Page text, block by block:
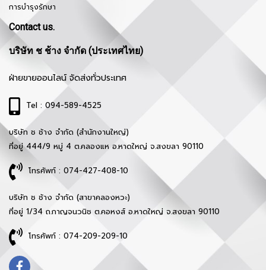
การบำรุงรักษา
Contact us.
บริษัท ช ช้าง จำกัด (ประเทศไทย)
ฝ่ายขายออนไลน์ จัดส่งทั่วประเทศ
Tel : 094-589-4525
บริษัท ช ช้าง จำกัด (สำนักงานใหญ่)
ที่อยู่ 444/9 หมู่ 4 ต.คลองแห อ.หาดใหญ่ จ.สงขลา 90110
โทรศัพท์ : 074-427-408-10
บริษัท ช ช้าง จำกัด (สาขาคลองหวะ)
ที่อยู่ 1/34 ถ.กาญจนวนิช ต.คอหงส์ อ.หาดใหญ่ จ.สงขลา 90110
โทรศัพท์ : 074-209-209-10